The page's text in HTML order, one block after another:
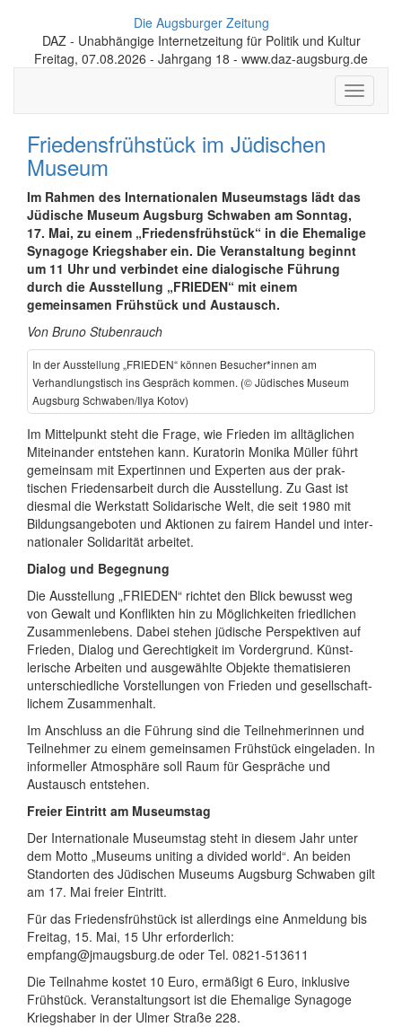
Die Augsburger Zeitung
DAZ - Unabhängige Internetzeitung für Politik und Kultur
Freitag, 07.08.2026 - Jahrgang 18 - www.daz-augsburg.de
Toggle
Friedensfrühstück im Jüdischen
Museum
Im Rahmen des Internationalen Museumstags lädt das
Jüdische Museum Augsburg Schwaben am Sonntag,
17. Mai, zu einem „Friedens­frühstück“ in die Ehemalige
Synagoge Kriegshaber ein. Die Ver­an­staltung beginnt
um 11 Uhr und verbindet eine dialogische Führung
durch die Ausstellung „FRIEDEN“ mit einem
gemeinsamen Frühstück und Austausch.
Von Bruno Stubenrauch
In der Ausstellung „FRIEDEN“ können Besucher*innen am
Verhandlungstisch ins Gespräch kommen. (© Jüdisches Museum
Augsburg Schwaben/Ilya Kotov)
Im Mittelpunkt steht die Frage, wie Frieden im all­täg­lichen
Mit­einander entstehen kann. Kuratorin Monika Müller führt
gemeinsam mit Exper­tinnen und Experten aus der prak­
tischen Friedens­arbeit durch die Aus­stellung. Zu Gast ist
diesmal die Werkstatt Soli­darische Welt, die seit 1980 mit
Bildungs­angeboten und Aktionen zu fairem Handel und inter­
nationaler Solidarität arbeitet.
Dialog und Begegnung
Die Ausstellung „FRIEDEN“ richtet den Blick bewusst weg
von Gewalt und Konflikten hin zu Möglich­keiten friedlichen
Zusammen­lebens. Dabei stehen jüdische Per­spek­tiven auf
Frieden, Dialog und Gerech­tig­keit im Vorder­grund. Künst­
lerische Arbeiten und ausge­wählte Objekte themati­sieren
unter­schied­liche Vor­stellungen von Frieden und gesell­schaft­
lichem Zusammenhalt.
Im Anschluss an die Führung sind die Teil­nehme­rinnen und
Teilnehmer zu einem gemein­samen Frühstück eingeladen. In
infor­meller Atmo­sphäre soll Raum für Gespräche und
Austausch entstehen.
Freier Eintritt am Museumstag
Der Internationale Museumstag steht in diesem Jahr unter
dem Motto „Museums uniting a divided world“. An beiden
Standorten des Jüdischen Museums Augsburg Schwaben gilt
am 17. Mai freier Eintritt.
Für das Friedensfrühstück ist allerdings eine Anmeldung bis
Freitag, 15. Mai, 15 Uhr erforderlich:
empfang@jmaugsburg.de oder Tel. 0821-513611
Die Teilnahme kostet 10 Euro, ermäßigt 6 Euro, inklusive
Frühstück. Ver­an­staltungs­ort ist die Ehemalige Synagoge
Kriegshaber in der Ulmer Straße 228.